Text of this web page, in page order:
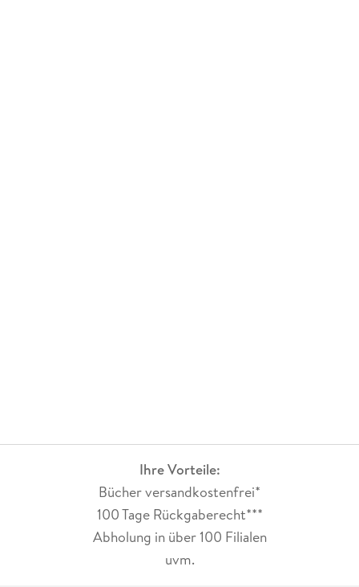
Ihre Vorteile:
Bücher versandkostenfrei*
100 Tage Rückgaberecht***
Abholung in über 100 Filialen
uvm.